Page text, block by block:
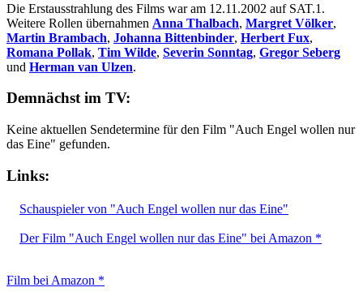
Die Erstausstrahlung des Films war am 12.11.2002 auf SAT.1.
Weitere Rollen übernahmen Anna Thalbach, Margret Völker,
Martin Brambach, Johanna Bittenbinder, Herbert Fux,
Romana Pollak, Tim Wilde, Severin Sonntag, Gregor Seberg
und Herman van Ulzen.
Demnächst im TV:
Keine aktuellen Sendetermine für den Film "Auch Engel wollen nur
das Eine" gefunden.
Links:
Schauspieler von "Auch Engel wollen nur das Eine"
Der Film "Auch Engel wollen nur das Eine" bei Amazon *
Film bei Amazon *